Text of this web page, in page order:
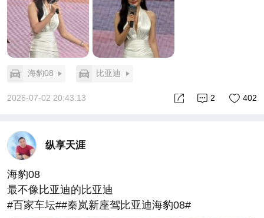
海豹08 比亚迪
2026-07-02 20:43:13 402
2
纵享天涯
海豹08
最不像比亚迪的比亚迪
#百家车坛##秦岚新座驾比亚迪海豹08#